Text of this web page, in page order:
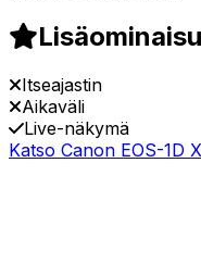
Itseajastin
Aikaväli
Live-näkymä
Katso Canon EOS-1D